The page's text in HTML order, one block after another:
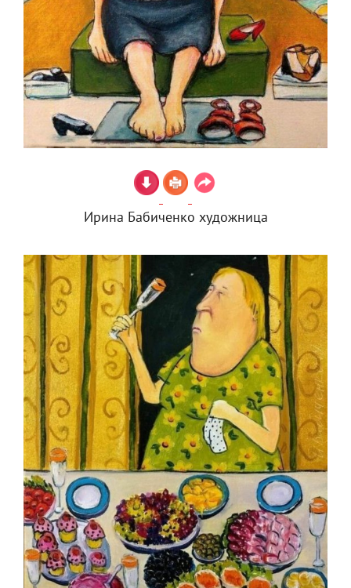
Ирина Бабиченко художница